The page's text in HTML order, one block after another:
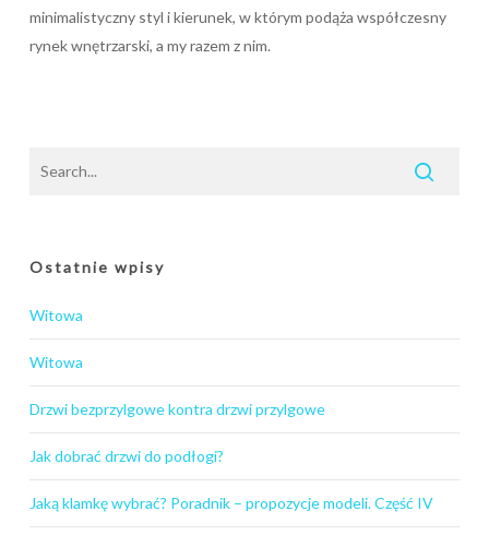
minimalistyczny styl i kierunek, w którym podąża współczesny
rynek wnętrzarski, a my razem z nim.
Ostatnie wpisy
Witowa
Witowa
Drzwi bezprzylgowe kontra drzwi przylgowe
Jak dobrać drzwi do podłogi?
Jaką klamkę wybrać? Poradnik – propozycje modeli. Część IV